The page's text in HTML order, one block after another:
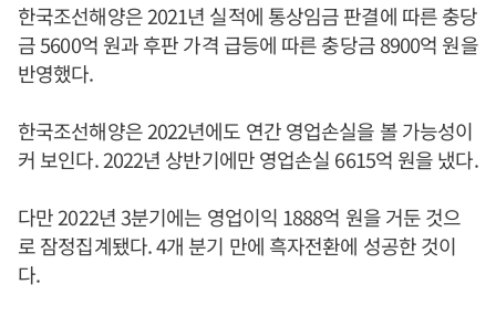
한국조선해양은 2021년 실적에 통상임금 판결에 따른 충당
금 5600억 원과 후판 가격 급등에 따른 충당금 8900억 원을
반영했다.
한국조선해양은 2022년에도 연간 영업손실을 볼 가능성이
커 보인다. 2022년 상반기에만 영업손실 6615억 원을 냈다.
다만 2022년 3분기에는 영업이익 1888억 원을 거둔 것으
로 잠정집계됐다. 4개 분기 만에 흑자전환에 성공한 것이
다.